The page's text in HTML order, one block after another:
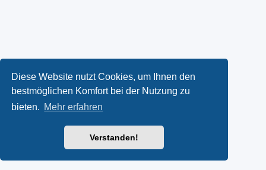
Diese Website nutzt Cookies, um Ihnen den
bestmöglichen Komfort bei der Nutzung zu
bieten. Mehr erfahren
Verstanden!